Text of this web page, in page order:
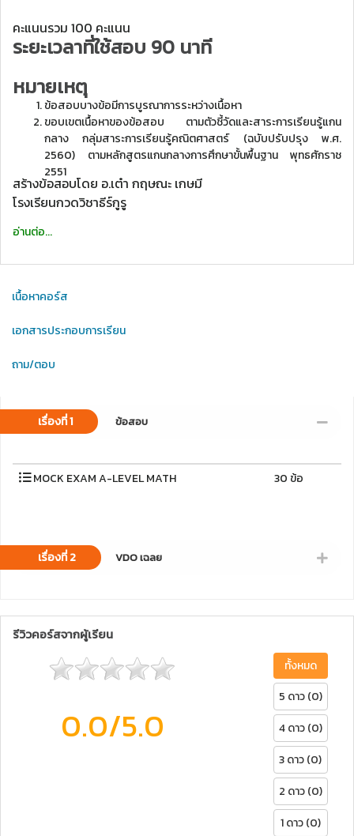
คะแนนรวม 100 คะแนน
ระยะเวลาที่ใช้สอบ 90 นาที
หมายเหตุ
ข้อสอบบางข้อมีการบูรณาการระหว่างเนื้อหา
ขอบเขตเนื้อหาของข้อสอบ ตามตัวชี้วัดและสาระการเรียนรู้แกน
กลาง กลุ่มสาระการเรียนรู้คณิตศาสตร์ (ฉบับปรับปรุง พ.ศ.
2560) ตามหลักสูตรแกนกลางการศึกษาขั้นพื้นฐาน พุทธศักราช
2551
สร้างข้อสอบโดย อ.เต๋า กฤษณะ เกษมี
โรงเรียนกวดวิชาธีร์กูรู
อ่านต่อ...
เนื้อหาคอร์ส
เอกสารประกอบการเรียน
ถาม/ตอบ
เรื่องที่ 1 ข้อสอบ
MOCK EXAM A-LEVEL MATH 30 ข้อ
เรื่องที่ 2 VDO เฉลย
รีวิวคอร์สจากผู้เรียน
0.0/5.0
ทั้งหมด
5 ดาว (0)
4 ดาว (0)
3 ดาว (0)
2 ดาว (0)
1 ดาว (0)